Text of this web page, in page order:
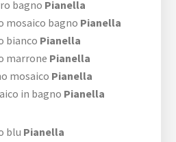
bagno Pianella
bagno Pianella
bianco Pianella
marrone Pianella
mosaico Pianella
in bagno Pianella
blu Pianella